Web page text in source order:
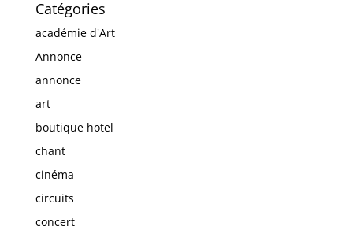
Catégories
académie d'Art
Annonce
annonce
art
boutique hotel
chant
cinéma
circuits
concert